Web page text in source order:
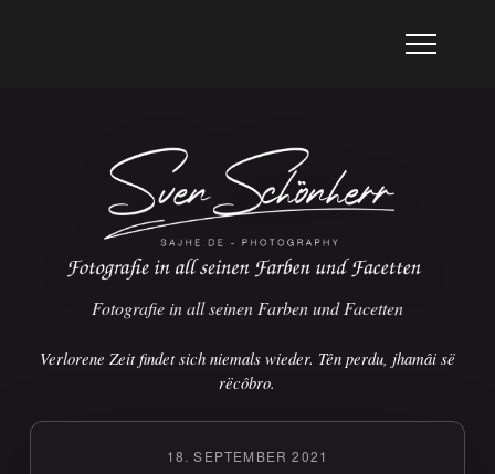
Fotografie in all seinen Farben und Facetten
Verlorene Zeit findet sich niemals wieder. Tên perdu, jhamâi së
rëcôbro.
18. SEPTEMBER 2021